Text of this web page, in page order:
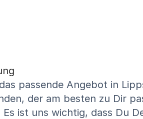
passende Angebot in
der am besten zu Dir
ist uns wichtig, dass Du